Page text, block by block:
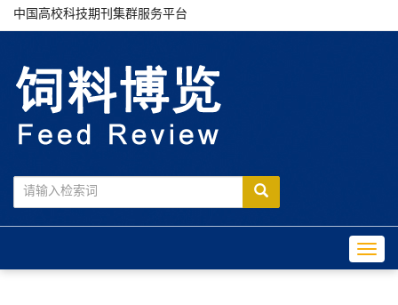
中国高校科技期刊集群服务平台